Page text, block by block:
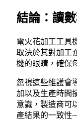
結論：讀
電火花加工工具
取決於其對加工
機的眼睛，確保
忽視這些維護會
加以及生產時間
意識，製造商可
產結果的一致性